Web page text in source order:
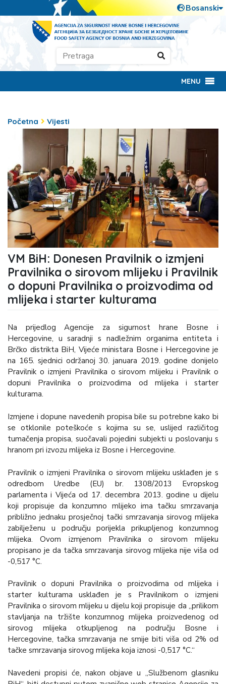
MENU
Početna Vijesti
VM BiH: Donesen Pravilnik o izmjeni
Pravilnika o sirovom mlijeku i Pravilnik
o dopuni Pravilnika o proizvodima od
mlijeka i starter kulturama
Na prijedlog Agencije za sigurnost hrane Bosne i
Hercegovine, u saradnji s nadležnim organima entiteta i
Brčko distrikta BiH, Vijeće ministara Bosne i Hercegovine je
na 165. sjednici održanoj 30. januara 2019. godine donijelo
Pravilnik o izmjeni Pravilnika o sirovom mlijeku i Pravilnik o
dopuni Pravilnika o proizvodima od mlijeka i starter
kulturama.
Izmjene i dopune navedenih propisa bile su potrebne kako bi
se otklonile poteškoće s kojima su se, uslijed različitog
tumačenja propisa, suočavali pojedini subjekti u poslovanju s
hranom pri izvozu mlijeka iz Bosne i Hercegovine.
Pravilnik o izmjeni Pravilnika o sirovom mlijeku usklađen je s
odredbom Uredbe (EU) br. 1308/2013 Evropskog
parlamenta i Vijeća od 17. decembra 2013. godine u dijelu
koji propisuje da konzumno mlijeko ima tačku smrzavanja
približno jednaku prosječnoj tački smrzavanja sirovog mlijeka
zabilježenu u području porijekla prikupljenog konzumnog
mlijeka. Ovom izmjenom Pravilnika o sirovom mlijeku
propisano je da tačka smrzavanja sirovog mlijeka nije viša od
-0,517 °C.
Pravilnik o dopuni Pravilnika o proizvodima od mlijeka i
starter kulturama usklađen je s Pravilnikom o izmjeni
Pravilnika o sirovom mlijeku u dijelu koji propisuje da „prilikom
stavljanja na tržište konzumnog mlijeka proizvedenog od
sirovog mlijeka otkupljenog na području Bosne i
Hercegovine, tačka smrzavanja ne smije biti viša od 2% od
tačke smrzavanja sirovog mlijeka koja iznosi -0,517 °C.“
Navedeni propisi će, nakon objave u „Službenom glasniku